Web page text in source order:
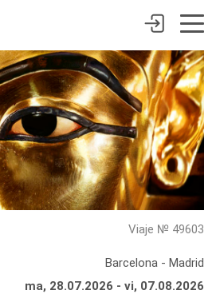
Viaje № 49603
Barcelona - Madrid
ma, 28.07.2026 - vi, 07.08.2026